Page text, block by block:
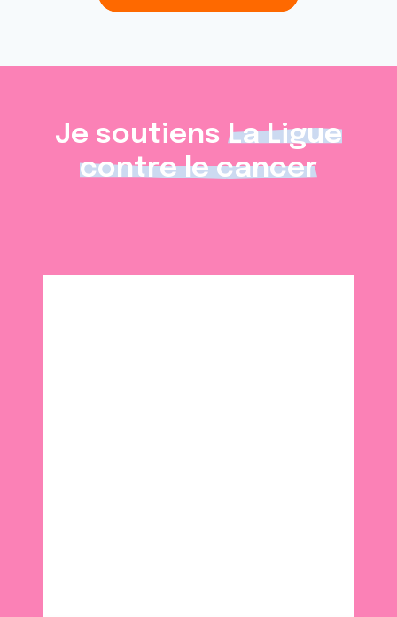
Je soutiens La Ligue
contre le cancer